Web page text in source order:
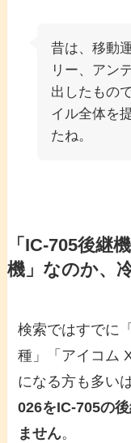
昔は、移動
リー、アン
出したもの
イル全体を
たね。
「IC-705後継
機」なのか、
検索ではすでに
種」「アイコム
になる方も多い
026をIC-705の
ません。